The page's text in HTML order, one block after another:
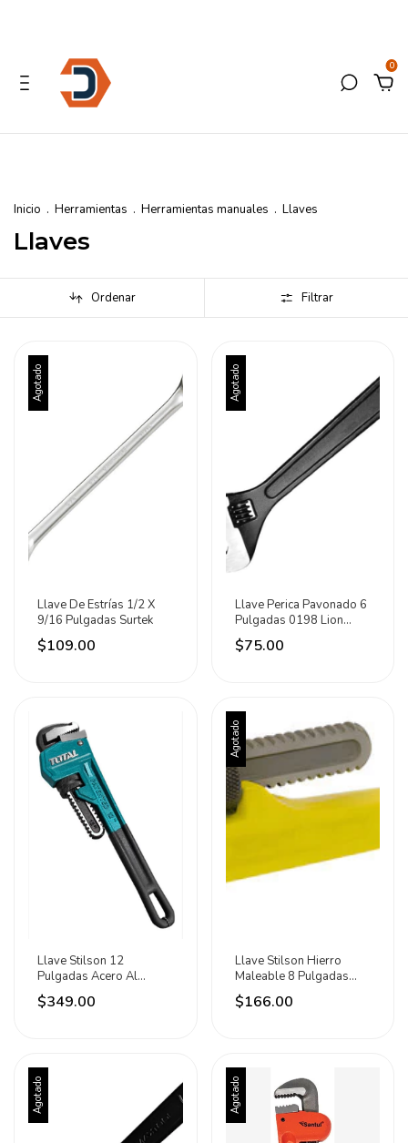
0
Inicio . Herramientas . Herramientas manuales . Llaves
Llaves
Ordenar Filtrar
Agotado
Llave De Estrías 1/2 X
9/16 Pulgadas Surtek
$109.00
Agotado
Llave Perica Pavonado 6
Pulgadas 0198 Lion
Tools Color Negro
$75.00
Llave Stilson 12
Pulgadas Acero Al
Carbono Profesional
Total Gris
$349.00
Agotado
Llave Stilson Hierro
Maleable 8 Pulgadas
Ergonómica Surtek
$166.00
Agotado Agotado